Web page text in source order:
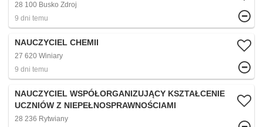
28 100 Busko Zdroj
9 dni temu
NAUCZYCIEL CHEMII
27 620 Winiary
9 dni temu
NAUCZYCIEL WSPÓŁORGANIZUJĄCY KSZTAŁCENIE
UCZNIÓW Z NIEPEŁNOSPRAWNOŚCIAMI
28 236 Rytwiany